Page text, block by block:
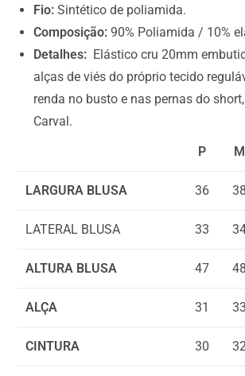
.
0
0
Fio:Sintético de poliamida.
Composição:90% Poliamida / 10%
Detalhes: Elástico cru 20mm
alças de viés do próprio tecido
renda no busto e nas pernas do
Carval.
P
M
LARGURA BLUSA 36 38
LATERAL BLUSA 33
ALTURA BLUSA 47 48
ALÇA 31 33
CINTURA 30